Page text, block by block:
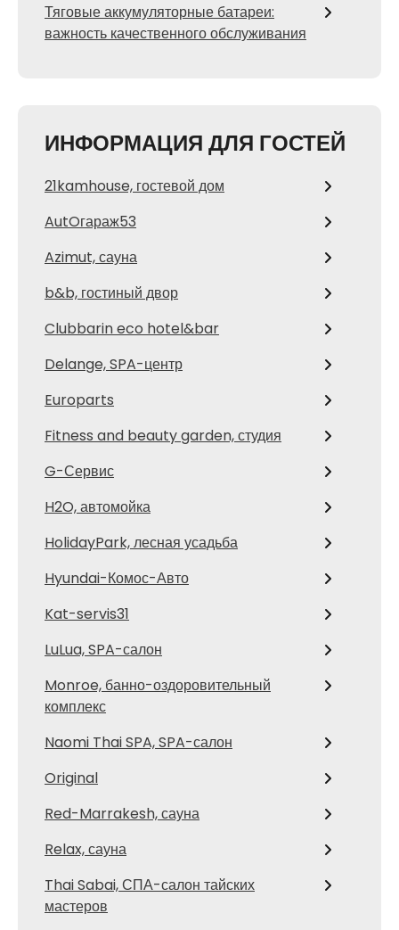
Тяговые аккумуляторные батареи:
важность качественного обслуживания
ИНФОРМАЦИЯ ДЛЯ ГОСТЕЙ
21kamhouse, гостевой дом
AutOгараж53
Azimut, сауна
b&b, гостиный двор
Clubbarin eco hotel&bar
Delange, SPA-центр
Europarts
Fitness and beauty garden, студия
G-Сервис
H2O, автомойка
HolidayPark, лесная усадьба
Hyundai-Комос-Авто
Kat-servis31
LuLua, SPA-салон
Monroe, банно-оздоровительный
комплекс
Naomi Thai SPA, SPA-салон
Original
Red-Marrakesh, сауна
Relax, сауна
Thai Sabai, СПА-салон тайских
мастеров